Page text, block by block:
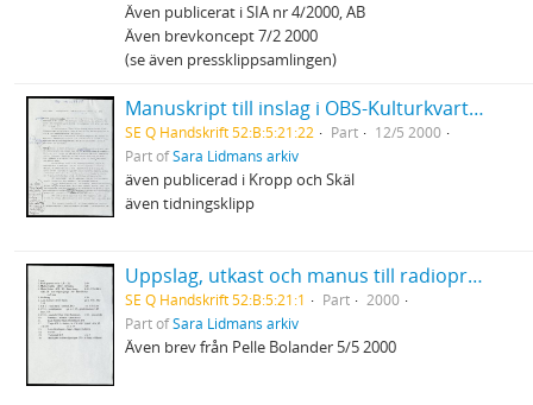
Även publicerat i SIA nr 4/2000, AB
Även brevkoncept 7/2 2000
(se även pressklippsamlingen)
Manuskript till inslag i OBS-Kulturkvarten "Den användbare löjtnant Calley"
SE Q Handskrift 52:B:5:21:22 Part
12/5 2000
Part ofSara Lidmans arkiv
även publicerad i Kropp och Skäl
även tidningsklipp
Uppslag, utkast och manus till radioprogrammet Sommar
SE Q Handskrift 52:B:5:21:1 Part
2000
Part ofSara Lidmans arkiv
Även brev från Pelle Bolander 5/5 2000